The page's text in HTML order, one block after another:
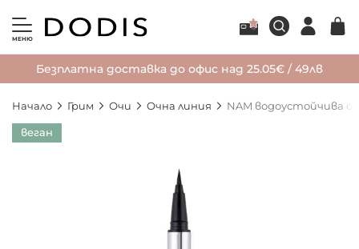
МЕНЮ
Безплатна доставка до офис над 25.05€ / 49лв
Начало Грим Очи Очна линия NAM водоустойчива
веган
Преминете